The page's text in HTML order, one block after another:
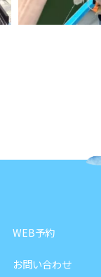
WEB予約
お問い合わせ